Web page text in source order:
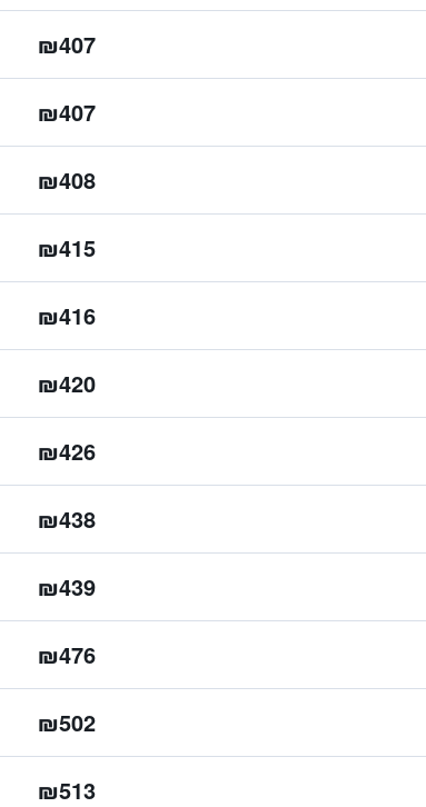
₪407
₪407
₪408
₪415
₪416
₪420
₪426
₪438
₪439
₪476
₪502
₪513